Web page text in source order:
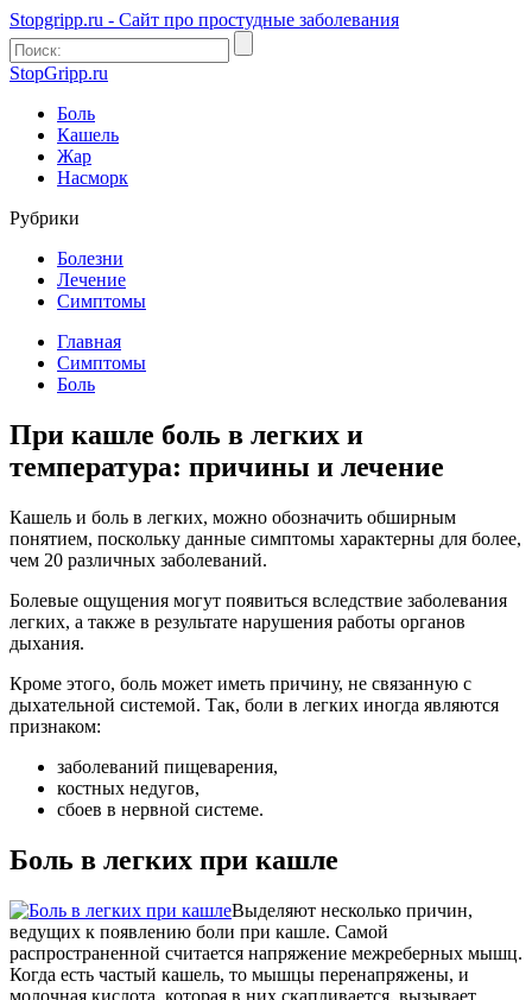
Stopgripp.ru - Cайт про простудные заболевания
StopGripp.ru
Боль
Кашель
Жар
Насморк
Рубрики
Болезни
Лечение
Симптомы
Главная
Симптомы
Боль
При кашле боль в легких и
температура: причины и лечение
Кашель и боль в легких, можно обозначить обширным
понятием, поскольку данные симптомы характерны для более,
чем 20 различных заболеваний.
Болевые ощущения могут появиться вследствие заболевания
легких, а также в результате нарушения работы органов
дыхания.
Кроме этого, боль может иметь причину, не связанную с
дыхательной системой. Так, боли в легких иногда являются
признаком:
заболеваний пищеварения,
костных недугов,
сбоев в нервной системе.
Боль в легких при кашле
Выделяют несколько причин,
ведущих к появлению боли при кашле. Самой
распространенной считается напряжение межреберных мышц.
Когда есть частый кашель, то мышцы перенапряжены, и
молочная кислота, которая в них скапливается, вызывает